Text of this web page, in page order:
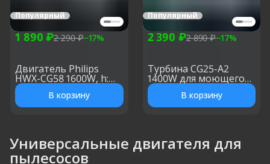
Популярный
1 890 ₽2 290 ₽−17%
Двигатель Philips
HWX-CG58 1600W, h:
114 мм, d: 120 мм
В корзину
Популярный
2 390 ₽2 890 ₽−17%
Турбина CG25-A2
1400W для моющего
пылесоса, h: 175 мм, d:
В корзину
Универсальные двигателя для
пылесосов